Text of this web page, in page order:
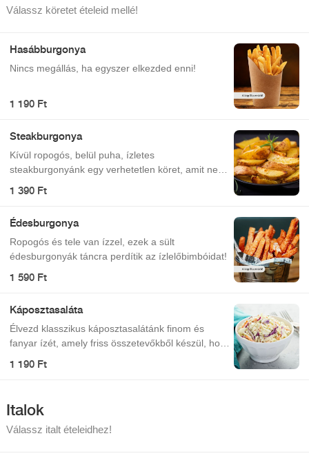
Válassz köretet ételeid mellé!
Hasábburgonya
Nincs megállás, ha egyszer elkezded enni!
1 190 Ft
Steakburgonya
Kívül ropogós, belül puha, ízletes
steakburgonyánk egy verhetetlen köret, amit nem
1 390 Ft
Édesburgonya
Ropogós és tele van ízzel, ezek a sült
édesburgonyák táncra perdítik az ízlelőbimbóidat!
1 590 Ft
Káposztasaláta
Élvezd klasszikus káposztasalátánk finom és
fanyar ízét, amely friss összetevőkből készül, hogy
1 190 Ft
Italok
Válassz italt ételeidhez!